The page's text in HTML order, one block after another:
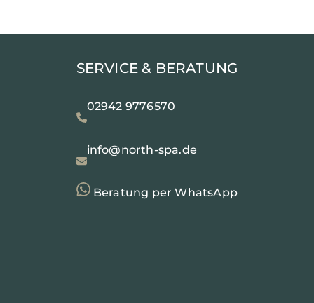
SERVICE & BERATUNG
02942 9776570
info@north-spa.de
Beratung per WhatsApp